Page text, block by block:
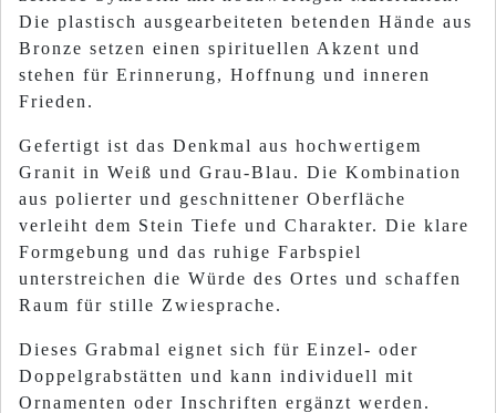
Die plastisch ausgearbeiteten betenden Hände aus
Bronze setzen einen spirituellen Akzent und
stehen für Erinnerung, Hoffnung und inneren
Frieden.
Gefertigt ist das Denkmal aus hochwertigem
Granit in Weiß und Grau-Blau. Die Kombination
aus polierter und geschnittener Oberfläche
verleiht dem Stein Tiefe und Charakter. Die klare
Formgebung und das ruhige Farbspiel
unterstreichen die Würde des Ortes und schaffen
Raum für stille Zwiesprache.
Dieses Grabmal eignet sich für Einzel- oder
Doppelgrabstätten und kann individuell mit
Ornamenten oder Inschriften ergänzt werden.